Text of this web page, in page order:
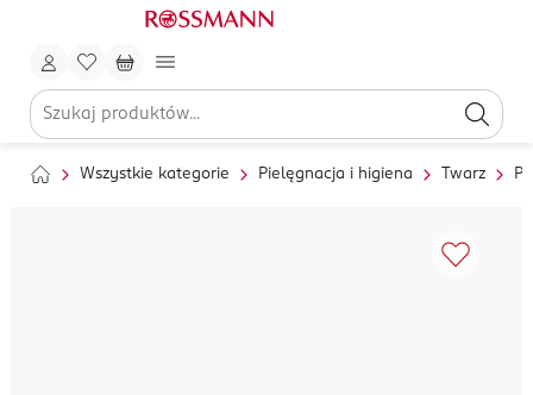
Wszystkie kategorie Pielęgnacja i higiena Twarz